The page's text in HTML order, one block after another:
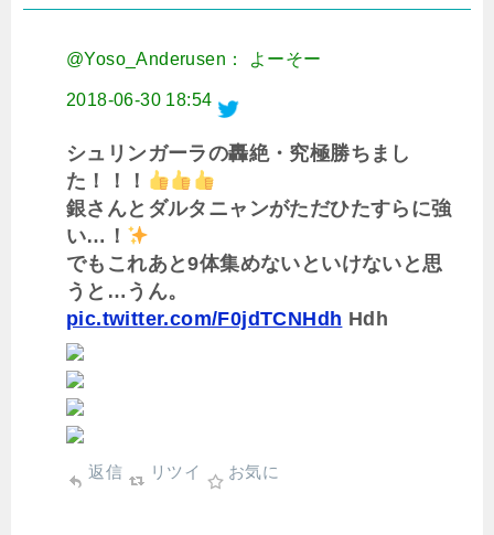
@Yoso_Anderusen： よーそー
2018-06-30 18:54
シュリンガーラの轟絶・究極勝ちまし
た！！！
銀さんとダルタニャンがただひたすらに強
い…！
でもこれあと9体集めないといけないと思
うと…うん。
pic.twitter.com/F0jdTCNHdh Hdh
返信 リツイ お気に